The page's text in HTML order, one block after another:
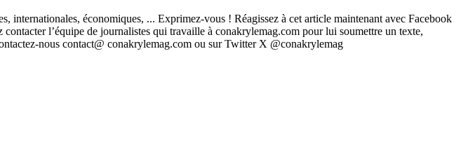
économiques, ... Exprimez-vous ! Réagissez à cet article maintenant avec Facebook
l’équipe de journalistes qui travaille à conakrylemag.com pour lui soumettre un texte,
nous contact@ conakrylemag.com ou sur Twitter X @conakrylemag